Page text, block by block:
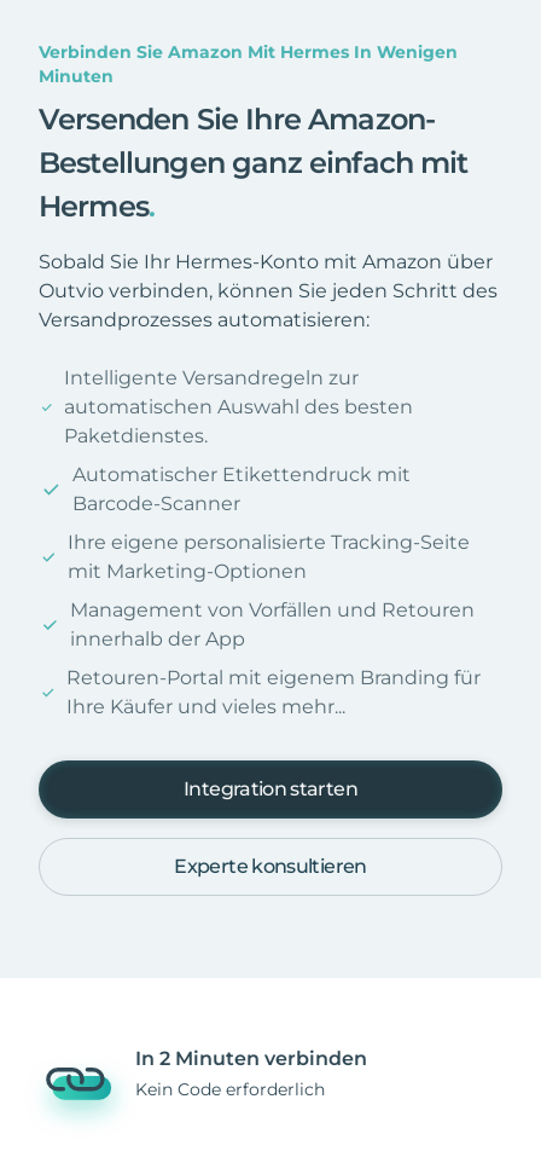
Verbinden Sie Amazon Mit Hermes In Wenigen
Minuten
Versenden Sie Ihre Amazon-
Bestellungen ganz einfach mit
Hermes.
Sobald Sie Ihr Hermes-Konto mit Amazon über
Outvio verbinden, können Sie jeden Schritt des
Versandprozesses automatisieren:
Intelligente Versandregeln zur
automatischen Auswahl des besten
Paketdienstes.
Automatischer Etikettendruck mit
Barcode-Scanner
Ihre eigene personalisierte Tracking-Seite
mit Marketing-Optionen
Management von Vorfällen und Retouren
innerhalb der App
Retouren-Portal mit eigenem Branding für
Ihre Käufer und vieles mehr...
Integration starten
Experte konsultieren
In 2 Minuten verbinden
Kein Code erforderlich